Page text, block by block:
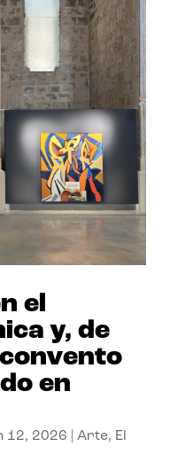
el
y, de
en
12, 2026 Arte, El